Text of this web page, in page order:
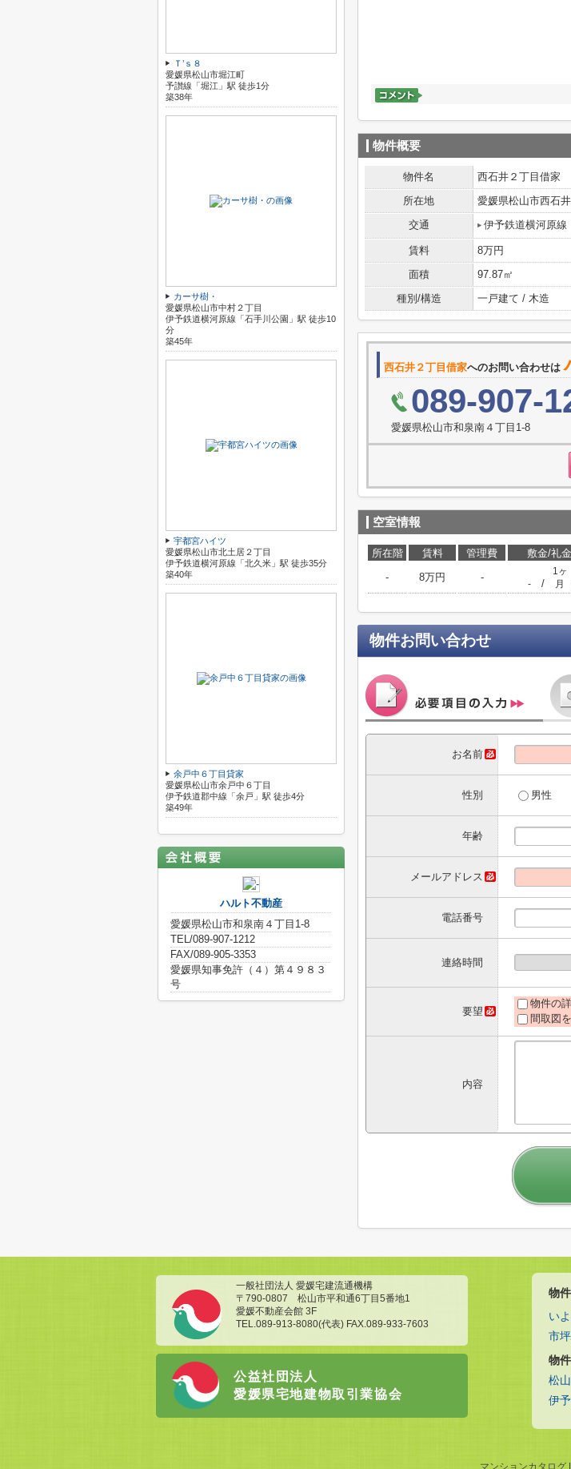
物件概要
物件名
西石井２丁目借家
所在地
愛媛県松山市西石
交通
伊予鉄道横河原線
賃料 8万円
面積
97.87㎡
種別/構造
一戸建て / 木造
西石井２丁目借家へのお問い合わせは
089-907-
愛媛県松山市和泉南４丁目1-8
空室情報
所在階 賃料 管理費 敷金/礼
-
8万円 -
- /
1ヶ
月
物件お問い合わせ
お名前
性別 男性
年齢
メールアドレス
電話番号
連絡時間
要望
物件の
間取図
内容
Ｔ’ｓ８
愛媛県松山市堀江町
予讃線「堀江」駅 徒歩1分
築38年
カーサ樹・
愛媛県松山市中村２丁目
伊予鉄道横河原線「石手川公園」駅 徒歩10
分
築45年
宇都宮ハイツ
愛媛県松山市北土居２丁目
伊予鉄道横河原線「北久米」駅 徒歩35分
築40年
余戸中６丁目貸家
愛媛県松山市余戸中６丁目
伊予鉄道郡中線「余戸」駅 徒歩4分
築49年
ハルト不動産
愛媛県松山市和泉南４丁目1-8
TEL/089-907-1212
FAX/089-905-3353
愛媛県知事免許（４）第４９８３
号
一般社団法人 愛媛宅建流通機構
〒790-0807 松山市平和通6丁目5番地1
愛媛不動産会館 3F
TEL.089-913-8080(代表) FAX.089-933-7603
公益社団法人
愛媛県宅地建物取引業協会
物
い
市
物
松
伊
マンションカタログ